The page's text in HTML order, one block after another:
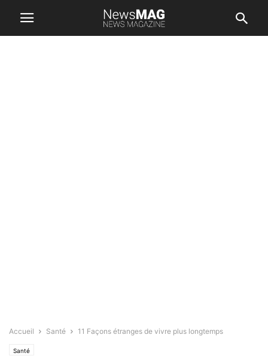
Accueil Santé 11 Façons étranges de vivre plus longtemps
Santé